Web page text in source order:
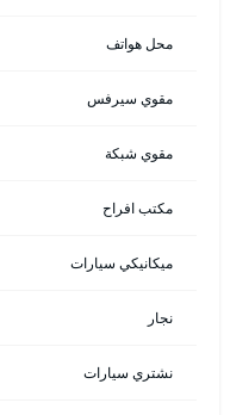
محل هواتف
مقوي سيرفس
مقوي شبكة
مكتب افراح
ميكانيكي سيارات
نجار
نشتري سيارات